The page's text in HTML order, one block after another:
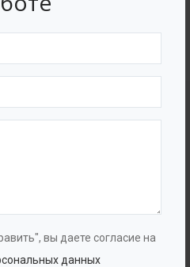
вы даете согласие на
данных